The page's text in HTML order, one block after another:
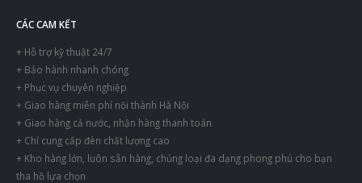
CÁC CAM KẾT
+ Hỗ trợ kỹ thuật 24/7
+ Bảo hành nhanh chóng
+ Phục vụ chuyên nghiệp
+ Giao hàng miễn phí nội thành Hà Nội
+ Giao hàng cả nước, nhận hàng thanh toán
+ Chỉ cung cấp đèn chất lượng cao
+ Kho hàng lớn, luôn sẵn hàng, chủng loại đa dạng phong phú cho bạn
tha hồ lựa chọn